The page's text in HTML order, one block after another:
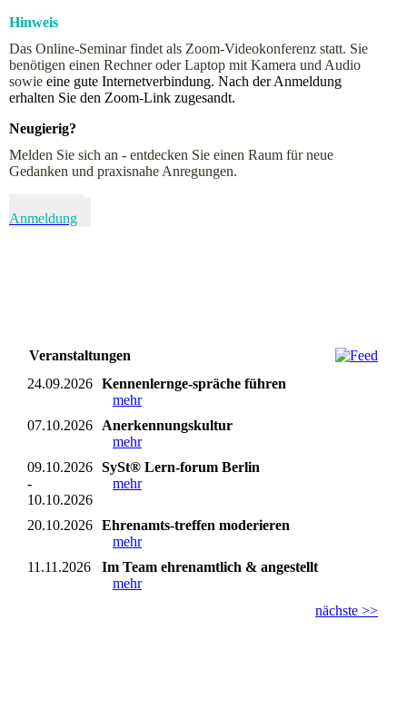
Hinweis
Das Online-Seminar findet als Zoom-Videokonferenz statt. Sie
benötigen einen Rechner oder Laptop mit Kamera und Audio
sowie eine gute Internetverbindung. Nach der Anmeldung
erhalten Sie den Zoom-Link zugesandt.
Neugierig?
Melden Sie sich an - entdecken Sie einen Raum für neue
Gedanken und praxisnahe Anregungen.
Anmeldung
Veranstaltungen
24.09.2026 Kennenlernge-spräche führen
mehr
07.10.2026
Anerkennungskultur
mehr
09.10.2026
-
10.10.2026
SySt® Lern-forum Berlin
mehr
20.10.2026 Ehrenamts-treffen moderieren
mehr
11.11.2026
Im Team ehrenamtlich & angestellt
mehr
nächste >>